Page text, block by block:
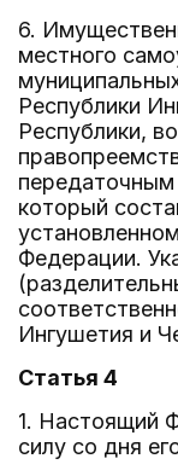
6.
местного
Республики
Республики,
который
Федерации.
Ингушетия и
Статья 4
1. Настоящий
силу со дня